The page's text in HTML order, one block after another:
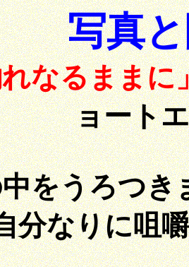
写真
なるままに
ョート
をうろつき
分なりに咀